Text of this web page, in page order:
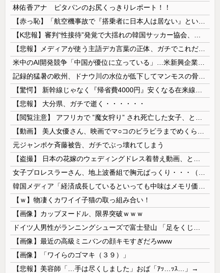
林佑香アナ ピタパンのお尻くっきりレポート！！
【悲報】 大分県、ガチで逝く・・・・・・
元ジャンポケ斉藤被告、ガチでぶっ壊れてしまう
【ｗ】物凄くカワイイ子猫の取っ組み合い！
【画像】カップヌードル、限界突破ｗｗｗ
【画像】最近の高級ミニバンの顔キモすぎだろwww
【画像】「ワイらのゴマキ（３９）」
【悲報】美容師「…手は尽くしました」おば「ｱｯ…ｯｽ…」→